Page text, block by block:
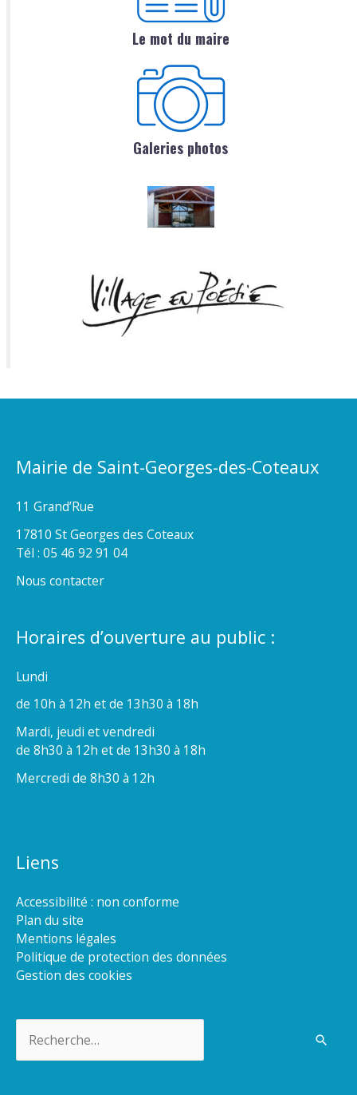
Le mot du maire
Galeries photos
Mairie de Saint-Georges-des-Coteaux
11 Grand’Rue
17810 St Georges des Coteaux
Tél : 05 46 92 91 04
Nous contacter
Horaires d’ouverture au public :
Lundi
de 10h à 12h et de 13h30 à 18h
Mardi, jeudi et vendredi
de 8h30 à 12h et de 13h30 à 18h
Mercredi de 8h30 à 12h
Liens
Accessibilité : non conforme
Plan du site
Mentions légales
Politique de protection des données
Gestion des cookies